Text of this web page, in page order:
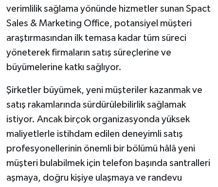
verimlilik sağlama yönünde hizmetler sunan Spact
Sales & Marketing Office, potansiyel müşteri
araştırmasından ilk temasa kadar tüm süreci
yöneterek firmaların satış süreçlerine ve
büyümelerine katkı sağlıyor.
Şirketler büyümek, yeni müşteriler kazanmak ve
satış rakamlarında sürdürülebilirlik sağlamak
istiyor. Ancak birçok organizasyonda yüksek
maliyetlerle istihdam edilen deneyimli satış
profesyonellerinin önemli bir bölümü hâlâ yeni
müşteri bulabilmek için telefon başında santralleri
aşmaya, doğru kişiye ulaşmaya ve randevu